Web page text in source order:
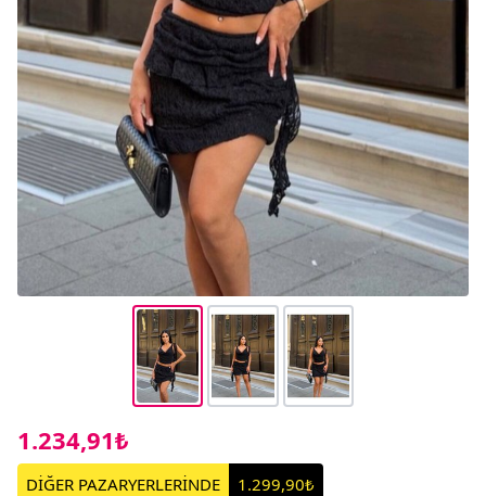
1.234,91₺
DİĞER PAZARYERLERİNDE 1.299,90₺